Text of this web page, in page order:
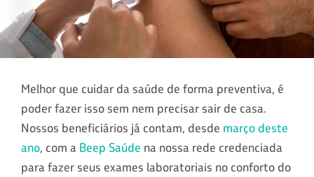
Melhor que cuidar da saúde de forma preventiva, é
poder fazer isso sem nem precisar sair de casa.
Nossos beneficiários já contam, desde março deste
ano, com a Beep Saúde na nossa rede credenciada
para fazer seus exames laboratoriais no conforto do